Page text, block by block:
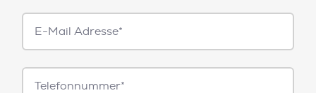
E-
Mail*
Telefonnummer